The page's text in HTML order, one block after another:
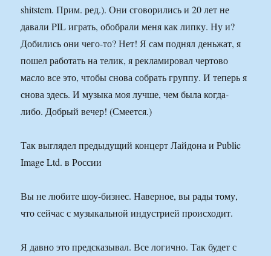
shitstem. Прим. ред.). Они сговорились и 20 лет не
давали PIL играть, обобрали меня как липку. Ну и?
Добились они чего-то? Нет! Я сам поднял деньжат, я
пошел работать на телик, я рекламировал чертово
масло все это, чтобы снова собрать группу. И теперь я
снова здесь. И музыка моя лучше, чем была когда-
либо. Добрый вечер! (Смеется.)
Так выглядел предыдущий концерт Лайдона и Public
Image Ltd. в России
Вы не любите шоу-бизнес. Наверное, вы рады тому,
что сейчас с музыкальной индустрией происходит.
Я давно это предсказывал. Все логично. Так будет с